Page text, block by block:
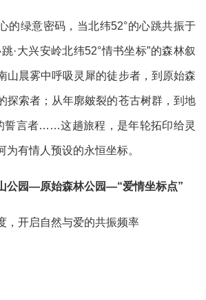
的绿意密码，当北纬52°的心跳共振于
·大兴安岭北纬52°情书坐标”的森林叙
晨雾中呼吸灵犀的徒步者，到原始森
探索者；从年廓皴裂的苍古树群，到地
誓言者……这趟旅程，是年轮拓印给灵
为有情人预设的永恒坐标。
公园—原始森林公园—“爱情坐标点”
，开启自然与爱的共振频率